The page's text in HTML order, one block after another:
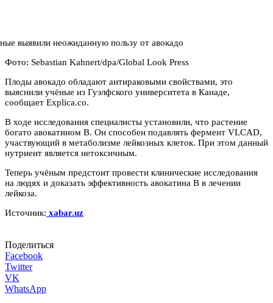
Фото: Sebastian Kahnert/dpa/Global Look Press
Плоды авокадо обладают антираковыми свойствами, это
выяснили учёные из Гуэлфского университета в Канаде,
сообщает Explica.co.
В ходе исследования специалисты установили, что растение
богато авокатином В. Он способен подавлять фермент VLCAD,
участвующий в метаболизме лейкозных клеток. При этом данный
нутриент является нетоксичным.
Теперь учёным предстоит провести клинические исследования
на людях и доказать эффективность авокатина В в лечении
лейкоза.
Источник: xabar.uz
Поделиться
Facebook
Twitter
VK
WhatsApp